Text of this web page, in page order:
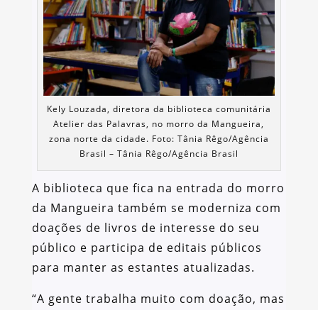
Kely Louzada, diretora da biblioteca comunitária
Atelier das Palavras, no morro da Mangueira,
zona norte da cidade. Foto: Tânia Rêgo/Agência
Brasil – Tânia Rêgo/Agência Brasil
A biblioteca que fica na entrada do morro
da Mangueira também se moderniza com
doações de livros de interesse do seu
público e participa de editais públicos
para manter as estantes atualizadas.
“A gente trabalha muito com doação, mas